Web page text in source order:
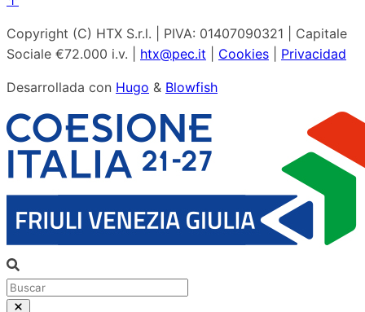
Copyright (C) HTX S.r.l. | PIVA: 01407090321 | Capitale
Sociale €72.000 i.v. | htx@pec.it Cookies Privacidad
Desarrollada con Hugo & Blowfish